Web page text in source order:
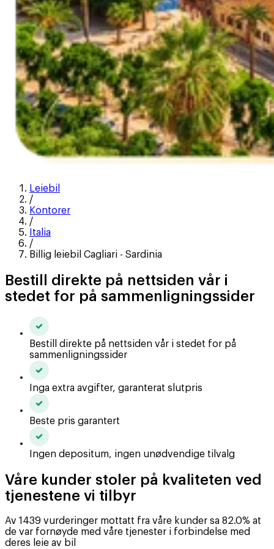
Leiebil
/
Kontorer
/
Italia
/
Billig leiebil Cagliari - Sardinia
Bestill direkte på nettsiden vår i
stedet for på sammenligningssider
Bestill direkte på nettsiden vår i stedet for på
sammenligningssider
Inga extra avgifter, garanterat slutpris
Beste pris garantert
Ingen depositum, ingen unødvendige tilvalg
Våre kunder stoler på kvaliteten ved
tjenestene vi tilbyr
Av 1439 vurderinger mottatt fra våre kunder sa 82.0% at
de var fornøyde med våre tjenester i forbindelse med
deres leie av bil